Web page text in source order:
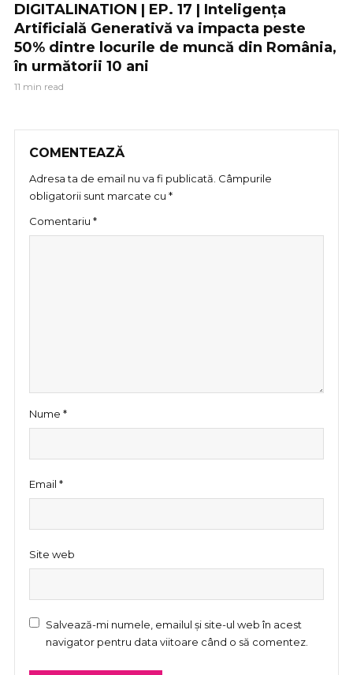
DIGITALINATION | EP. 17 | Inteligența
Artificială Generativă va impacta peste
50% dintre locurile de muncă din România,
în următorii 10 ani
11 min read
COMENTEAZĂ
Adresa ta de email nu va fi publicată. Câmpurile
obligatorii sunt marcate cu *
Comentariu *
Nume *
Email *
Site web
Salvează-mi numele, emailul și site-ul web în acest
navigator pentru data viitoare când o să comentez.